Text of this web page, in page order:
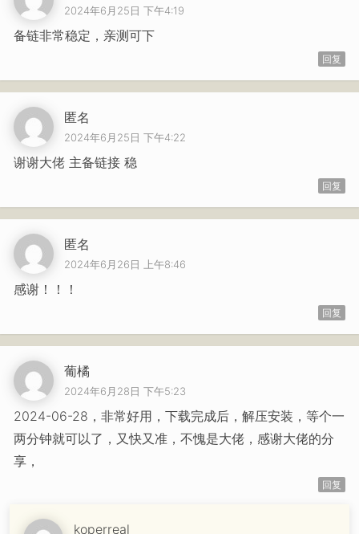
2024年6月25日 下午4:19
备链非常稳定，亲测可下
回复
匿名
2024年6月25日 下午4:22
谢谢大佬 主备链接 稳
回复
匿名
2024年6月26日 上午8:46
感谢！！！
回复
葡橘
2024年6月28日 下午5:23
2024-06-28，非常好用，下载完成后，解压安装，等个一
两分钟就可以了，又快又准，不愧是大佬，感谢大佬的分
享，
回复
koperreal